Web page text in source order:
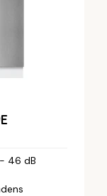
46 dB